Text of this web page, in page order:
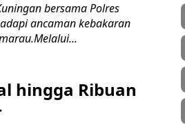
bersama Polres
ancaman kebakaran
hingga Ribuan